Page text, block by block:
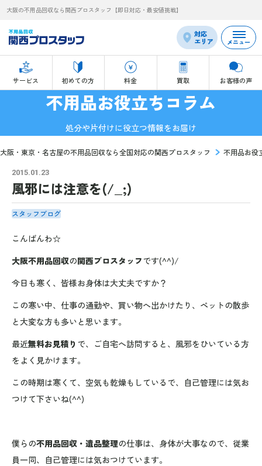
大阪の不用品回収なら関西プロスタッフ【即日対応・最安値挑戦】
対応
エリア
サービス 初めての方 料金 買取 お客様の声
メニュー
不用品お役立ちコラム
処分や片付けに役立つ情報をお届け
大阪・東京・名古屋の不用品回収なら全国対応の関西プロスタッフ 不用品お役
2015.01.23
風邪には注意を(/_;)
スタッフブログ
こんばんわ☆
大阪不用品回収の関西プロスタッフです(^^)/
今日も寒く、皆様お身体は大丈夫ですか？
この寒い中、仕事の通勤や、買い物へ出かけたり、ペットの散歩
と大変な方も多いと思います。
最近無料お見積り で、ご自宅へ訪問すると、風邪をひいている方
をよく見かけます。
この時期は寒くて、空気も乾燥もしているで、自己管理には気お
つけて下さいね(^^)
僕らの不用品回収・遺品整理の仕事は、身体が大事なので、従業
員一同、自己管理には気おつけています。